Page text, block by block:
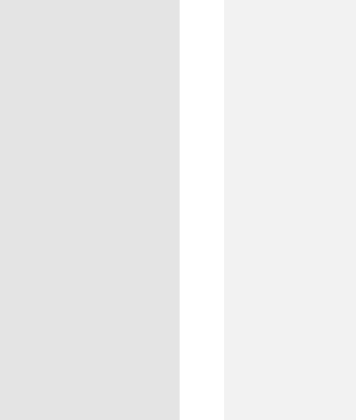
отметив, что
в состав
Уикс, но в
«Большой
«Я не